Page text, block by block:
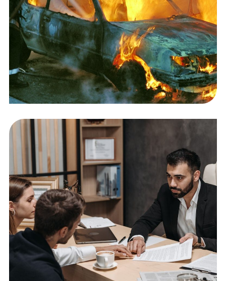
Accident Compensation